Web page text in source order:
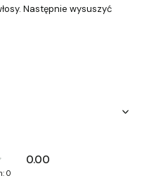
Następnie wysuszyć
0.00
0